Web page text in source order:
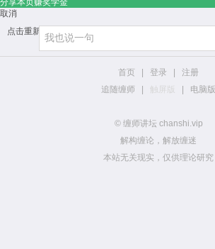
分享本页赚奖学金
取消
点击重新加载
首页 登录
注册
追随缠师
触屏版 电脑版
© 缠师讲坛 chanshi.vip
解构缠论，解放缠迷
本站无关现实，仅供理论研究